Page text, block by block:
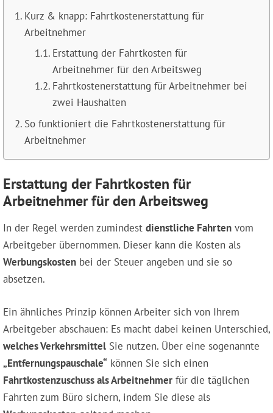
Kurz & knapp: Fahrtkostenerstattung für
Arbeitnehmer
Erstattung der Fahrtkosten für
Arbeitnehmer für den Arbeitsweg
Fahrtkostenerstattung für Arbeitnehmer bei
zwei Haushalten
So funktioniert die Fahrtkostenerstattung für
Arbeitnehmer
Erstattung der Fahrtkosten für
Arbeitnehmer für den Arbeitsweg
In der Regel werden zumindest dienstliche Fahrten vom
Arbeitgeber übernommen. Dieser kann die Kosten als
Werbungskosten bei der Steuer angeben und sie so
absetzen.
Ein ähnliches Prinzip können Arbeiter sich von Ihrem
Arbeitgeber abschauen: Es macht dabei keinen Unterschied,
welches Verkehrsmittel Sie nutzen. Über eine sogenannte
„Entfernungspauschale“ können Sie sich einen
Fahrtkostenzuschuss als Arbeitnehmer für die täglichen
Fahrten zum Büro sichern, indem Sie diese als